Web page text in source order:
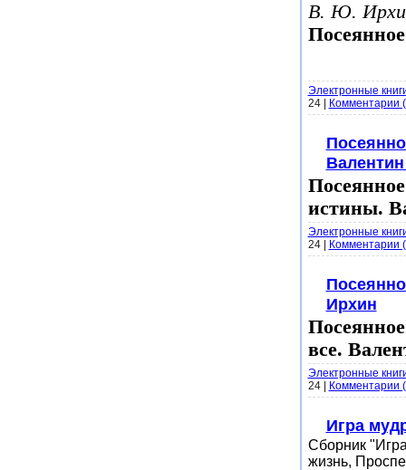
В. Ю.
Электронные
24
Комментарии
истины.
Электронные
24
Комментарии
Ирхин
все.
Электронные
24
Комментарии
Игра
Сборник
жизнь,